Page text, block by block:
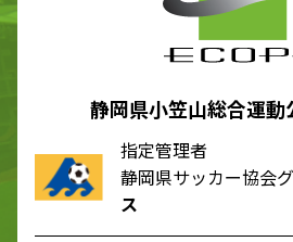
静岡県小笠山総合運
指定管理者
静岡県サッカー協会
ス